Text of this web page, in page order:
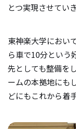
とつ実現させてい
東神楽大学におい
ら車で10分という
先としても整備を
ームの本拠地にも
どにもこれから着